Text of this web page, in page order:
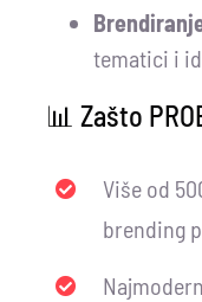
tematici i
📊 Zašto
Više od
brending